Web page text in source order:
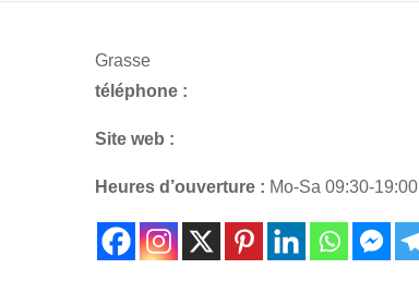
Grasse
téléphone :
Site web :
Heures d’ouverture : Mo-Sa 09:30-19:00